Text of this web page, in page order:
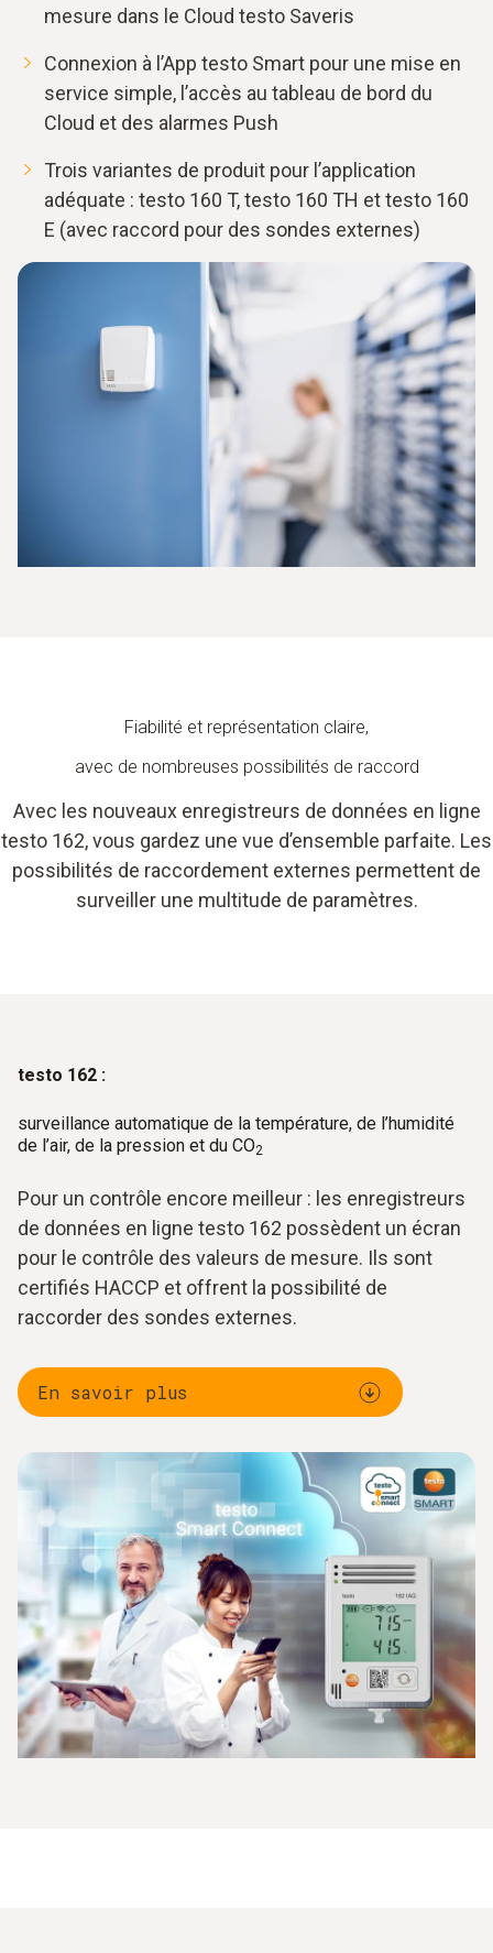
mesure dans le Cloud testo Saveris
Connexion à l’App testo Smart pour une mise en
service simple, l’accès au tableau de bord du
Cloud et des alarmes Push
Trois variantes de produit pour l’application
adéquate : testo 160 T, testo 160 TH et testo 160
E (avec raccord pour des sondes externes)
Fiabilité et représentation claire,
avec de nombreuses possibilités de raccord
Avec les nouveaux enregistreurs de données en ligne
testo 162, vous gardez une vue d’ensemble parfaite. Les
possibilités de raccordement externes permettent de
surveiller une multitude de paramètres.
testo 162 :
surveillance automatique de la température, de l’humidité
de l’air, de la pression et du CO2
Pour un contrôle encore meilleur : les enregistreurs
de données en ligne testo 162 possèdent un écran
pour le contrôle des valeurs de mesure. Ils sont
certifiés HACCP et offrent la possibilité de
raccorder des sondes externes.
En savoir plus